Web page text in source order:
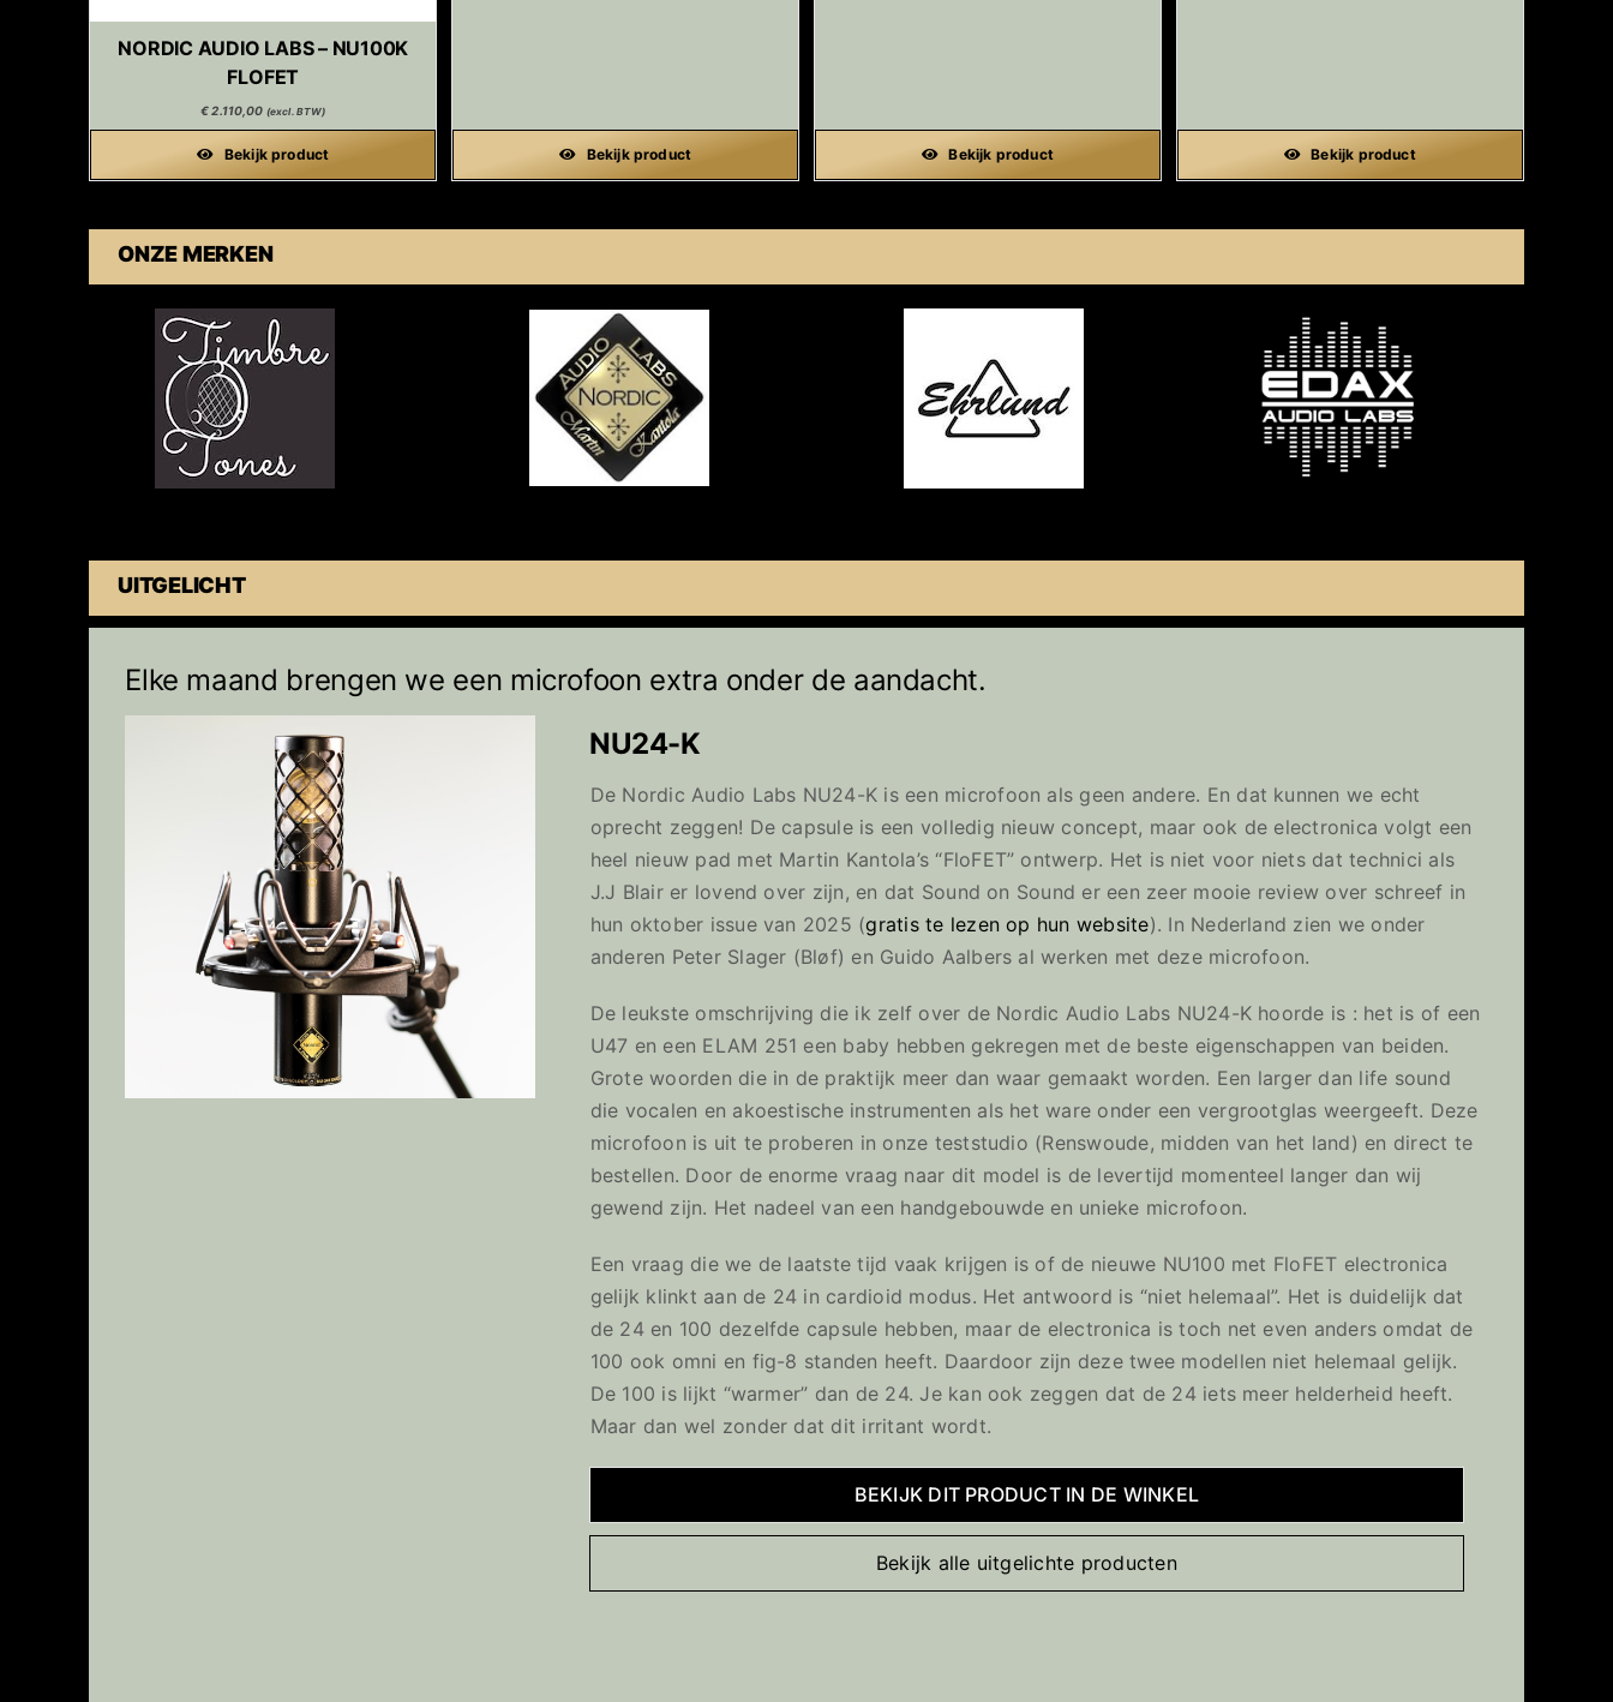
NORDIC AUDIO LABS – NU100K
FLOFET
€2.110,00 (excl. BTW)
Bekijk product Bekijk product Bekijk product Bekijk product
ONZE MERKEN
UITGELICHT
Elke maand brengen we een microfoon extra onder de aandacht.
NU24-K
De Nordic Audio Labs NU24-K is een microfoon als geen andere. En dat kunnen we echt
oprecht zeggen! De capsule is een volledig nieuw concept, maar ook de electronica volgt een
heel nieuw pad met Martin Kantola’s “FloFET” ontwerp. Het is niet voor niets dat technici als
J.J Blair er lovend over zijn, en dat Sound on Sound er een zeer mooie review over schreef in
hun oktober issue van 2025 (gratis te lezen op hun website). In Nederland zien we onder
anderen Peter Slager (Bløf) en Guido Aalbers al werken met deze microfoon.
De leukste omschrijving die ik zelf over de Nordic Audio Labs NU24-K hoorde is : het is of een
U47 en een ELAM 251 een baby hebben gekregen met de beste eigenschappen van beiden.
Grote woorden die in de praktijk meer dan waar gemaakt worden. Een larger dan life sound
die vocalen en akoestische instrumenten als het ware onder een vergrootglas weergeeft. Deze
microfoon is uit te proberen in onze teststudio (Renswoude, midden van het land) en direct te
bestellen. Door de enorme vraag naar dit model is de levertijd momenteel langer dan wij
gewend zijn. Het nadeel van een handgebouwde en unieke microfoon.
Een vraag die we de laatste tijd vaak krijgen is of de nieuwe NU100 met FloFET electronica
gelijk klinkt aan de 24 in cardioid modus. Het antwoord is “niet helemaal”. Het is duidelijk dat
de 24 en 100 dezelfde capsule hebben, maar de electronica is toch net even anders omdat de
100 ook omni en fig-8 standen heeft. Daardoor zijn deze twee modellen niet helemaal gelijk.
De 100 is lijkt “warmer” dan de 24. Je kan ook zeggen dat de 24 iets meer helderheid heeft.
Maar dan wel zonder dat dit irritant wordt.
BEKIJK DIT PRODUCT IN DE WINKEL
Bekijk alle uitgelichte producten